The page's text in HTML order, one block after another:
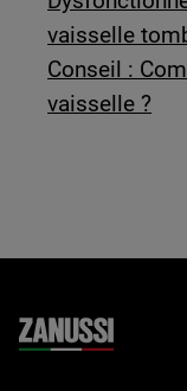
vaisselle
Conseil :
vaisselle ?